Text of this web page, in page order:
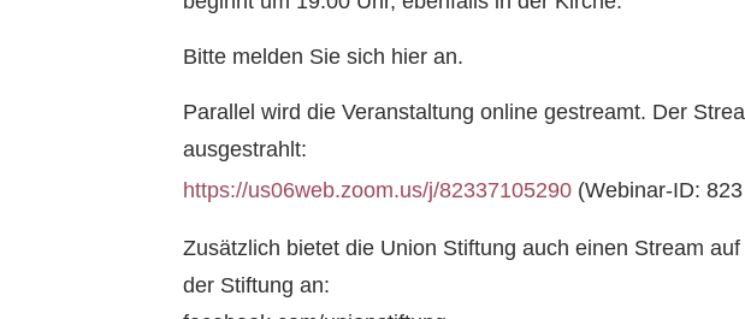
Bitte melden Sie sich hier an.
Parallel wird die Veranstaltung online gestreamt. Der
ausgestrahlt:
https://us06web.zoom.us/j/82337105290 (Webinar-ID:
Zusätzlich bietet die Union Stiftung auch einen Stream
der Stiftung an: